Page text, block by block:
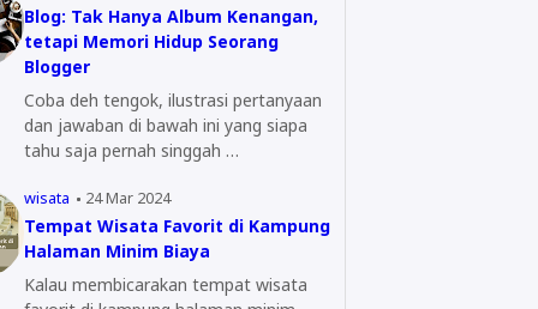
Blog: Tak Hanya Album Kenangan,
tetapi Memori Hidup Seorang
Blogger
Coba deh tengok, ilustrasi pertanyaan
dan jawaban di bawah ini yang siapa
tahu saja pernah singgah …
wisata 24 Mar 2024
Tempat Wisata Favorit di Kampung
Halaman Minim Biaya
Kalau membicarakan tempat wisata